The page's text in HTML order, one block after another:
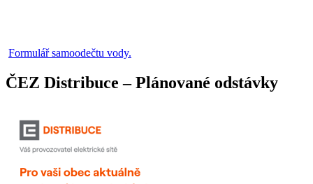
Formulář samoodečtu vody.
ČEZ Distribuce – Plánované odstávky